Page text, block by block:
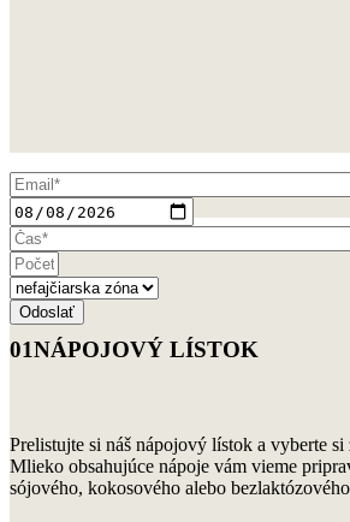
01NÁPOJOVÝ LÍSTOK
Prelistujte si náš nápojový lístok a vyberte si
Mlieko obsahujúce nápoje vám vieme
sójového, kokosového alebo